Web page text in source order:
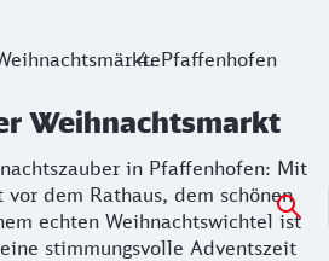
Pfaffenhofen
Weihnachtsmarkt
in Pfaffenhofen: Mit
dem Rathaus, dem schönen
echten Weihnachtswichtel ist
stimmungsvolle Adventszeit